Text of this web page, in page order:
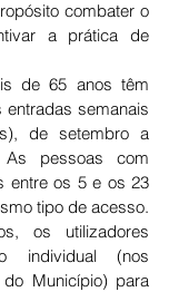
combater o
a prática de
de 65 anos têm
semanais
de setembro a
pessoas com
entre os 5 e os 23
tipo de acesso.
os utilizadores
individual (nos
Município) para